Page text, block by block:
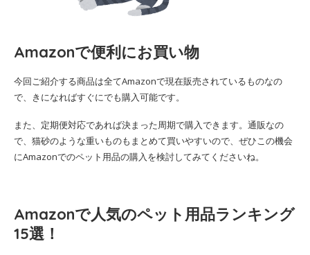
Amazonで便利にお買い物
今回ご紹介する商品は全てAmazonで現在販売されているものなの
で、きになればすぐにでも購入可能です。
また、定期便対応であれば決まった周期で購入できます。通販なの
で、猫砂のような重いものもまとめて買いやすいので、ぜひこの機会
にAmazonでのペット用品の購入を検討してみてくださいね。
Amazonで人気のペット用品ランキング
15選！